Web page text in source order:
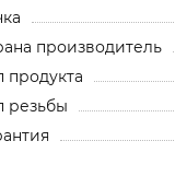
производитель
продукта
резьбы